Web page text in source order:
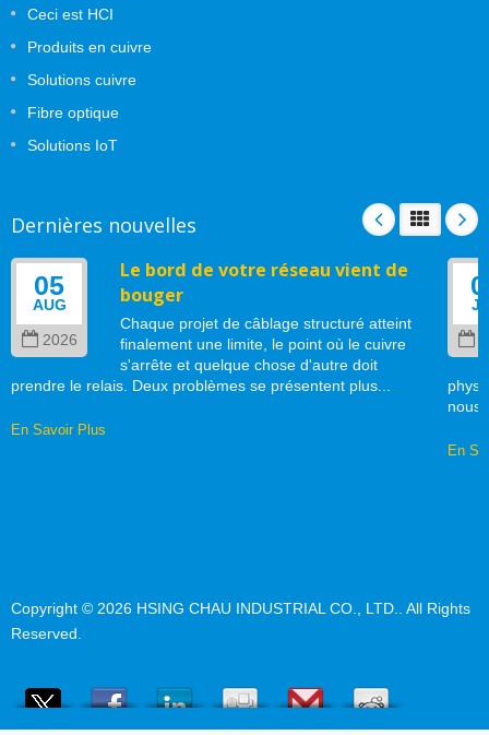
Ceci est HCI
Produits en cuivre
Solutions cuivre
Fibre optique
Solutions IoT
Dernières nouvelles
05
AUG
2026
Le bord de votre réseau vient de
bouger
Chaque projet de câblage structuré atteint
finalement une limite, le point où le cuivre
s'arrête et quelque chose d'autre doit
prendre le relais. Deux problèmes se présentent plus...
En Savoir Plus
En
Copyright © 2026 HSING CHAU INDUSTRIAL CO., LTD.. All Rights
Reserved.